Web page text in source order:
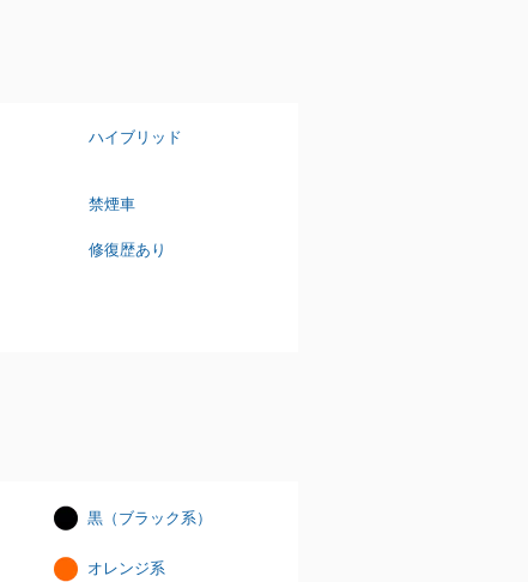
ハイブリッド
禁煙車
修復歴あり
黒（ブラック系）
オレンジ系